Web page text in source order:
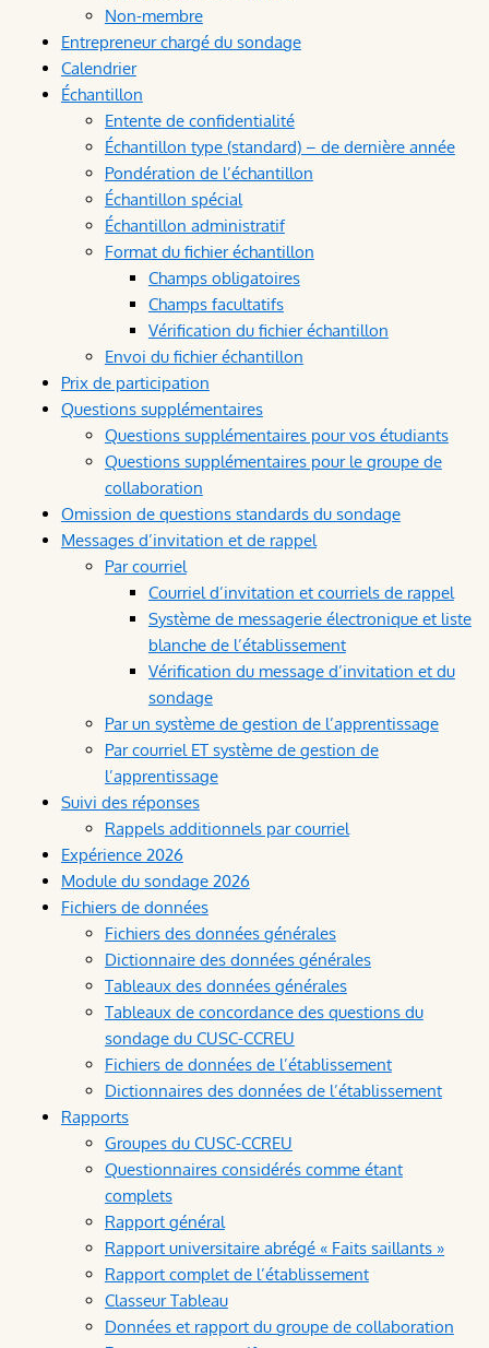
Non-membre
Entrepreneur chargé du sondage
Calendrier
Échantillon
Entente de confidentialité
Échantillon type (standard) – de dernière année
Pondération de l’échantillon
Échantillon spécial
Échantillon administratif
Format du fichier échantillon
Champs obligatoires
Champs facultatifs
Vérification du fichier échantillon
Envoi du fichier échantillon
Prix de participation
Questions supplémentaires
Questions supplémentaires pour vos étudiants
Questions supplémentaires pour le groupe de
collaboration
Omission de questions standards du sondage
Messages d’invitation et de rappel
Par courriel
Courriel d’invitation et courriels de rappel
Système de messagerie électronique et liste
blanche de l’établissement
Vérification du message d’invitation et du
sondage
Par un système de gestion de l’apprentissage
Par courriel ET système de gestion de
l’apprentissage
Suivi des réponses
Rappels additionnels par courriel
Expérience 2026
Module du sondage 2026
Fichiers de données
Fichiers des données générales
Dictionnaire des données générales
Tableaux des données générales
Tableaux de concordance des questions du
sondage du CUSC-CCREU
Fichiers de données de l’établissement
Dictionnaires des données de l’établissement
Rapports
Groupes du CUSC-CCREU
Questionnaires considérés comme étant
complets
Rapport général
Rapport universitaire abrégé « Faits saillants »
Rapport complet de l’établissement
Classeur Tableau
Données et rapport du groupe de collaboration